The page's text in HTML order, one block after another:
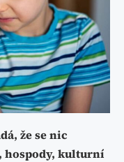
že se nic
hospody, kulturní